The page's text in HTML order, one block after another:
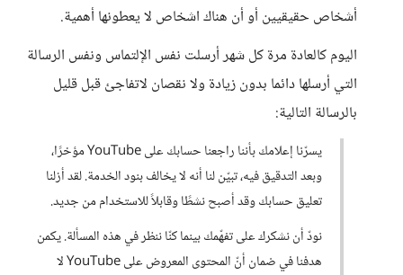
أشخاص حقيقيين أو أن هناك اشخاص لا يعطونها أهمية.
اليوم كالعادة مرة كل شهر أرسلت نفس الإلتماس ونفس الرسالة
التي أرسلها دائما بدون زيادة ولا نقصان لاتفاجئ قبل قليل
بالرسالة التالية:
يسرّنا إعلامك بأننا راجعنا حسابك على YouTube مؤخرًا،
وبعد التدقيق فيه، تبيّن لنا أنه لا يخالف بنود الخدمة. لقد أزلنا
تعليق حسابك وقد أصبح نشطًا وقابلاً للاستخدام من جديد.
نودّ أن نشكرك على تفهّمك بينما كنّا ننظر في هذه المسألة. يكمن
هدفنا في ضمان أنّ المحتوى المعروض على YouTube لا